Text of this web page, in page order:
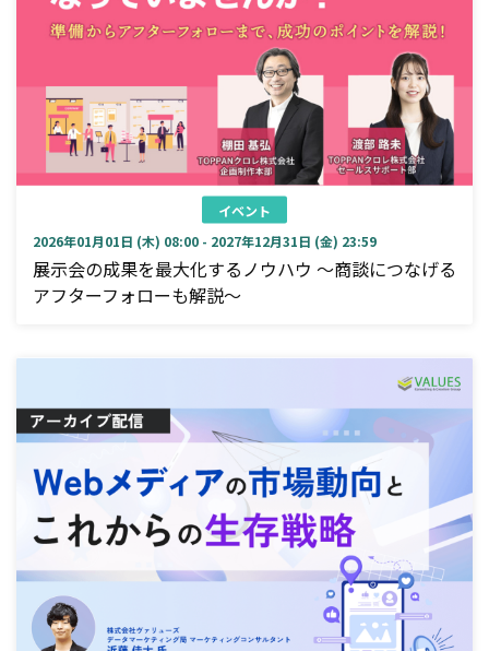
イベント
2026年01月01日 (木) 08:00 - 2027年12月31日 (金) 23:59
展示会の成果を最大化するノウハウ ～商談につなげる
アフターフォローも解説～